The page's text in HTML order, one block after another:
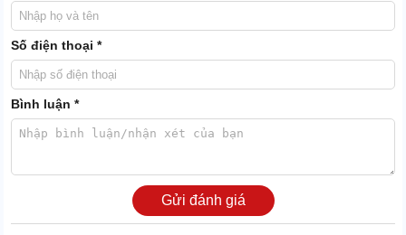
2. Tủ chống ẩm FujiE AD030 được dùng cho
những lĩnh vực nào?
Số điện thoại *
Bình luận *
Gửi đánh giá